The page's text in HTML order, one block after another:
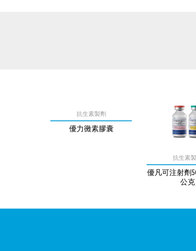
抗生素製劑
優力黴素膠囊
抗生素
優凡可注射劑
公克